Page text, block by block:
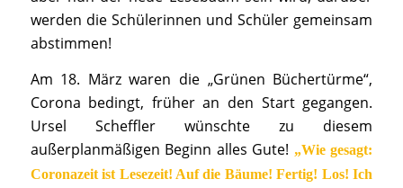
werden die Schülerinnen und Schüler gemeinsam
abstimmen!
Am 18. März waren die „Grünen Büchertürme“,
Corona bedingt, früher an den Start gegangen.
Ursel Scheffler wünschte zu diesem
außerplanmäßigen Beginn alles Gute! „Wie gesagt:
Coronazeit ist Lesezeit! Auf die Bäume! Fertig! Los! Ich